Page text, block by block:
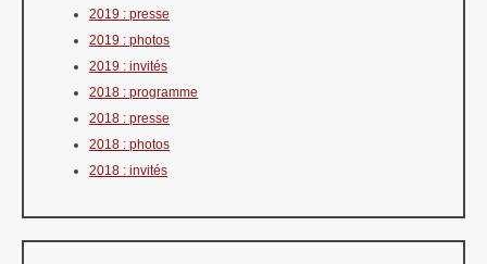
2019 : presse
2019 : photos
2019 : invités
2018 : programme
2018 : presse
2018 : photos
2018 : invités